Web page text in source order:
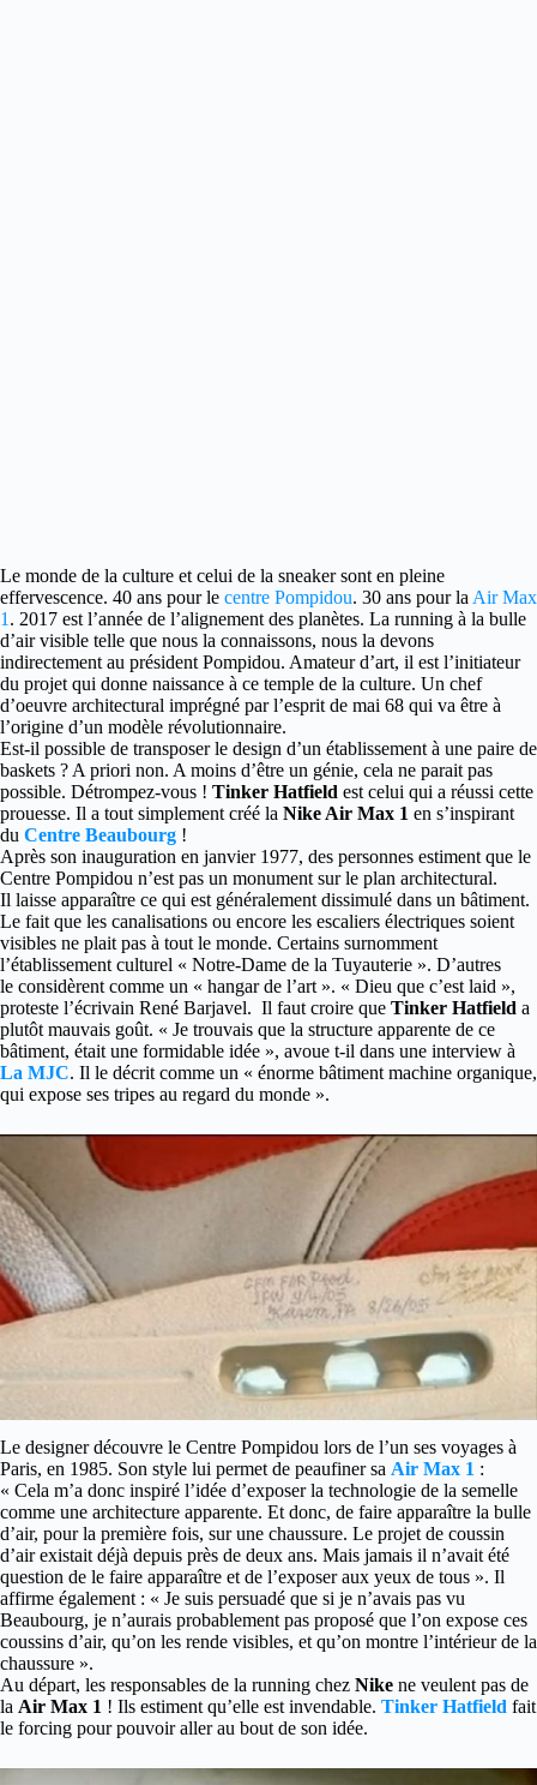
Le monde de la culture et celui de la sneaker sont en pleine
effervescence. 40 ans pour le centre Pompidou. 30 ans pour la Air Max
1 . 2017 est l’année de l’alignement des planètes. La running à la bulle
d’air visible telle que nous la connaissons, nous la devons
indirectement au président Pompidou. Amateur d’art, il est l’initiateur
du projet qui donne naissance à ce temple de la culture. Un chef
d’oeuvre architectural imprégné par l’esprit de mai 68 qui va être à
l’origine d’un modèle révolutionnaire.
Est-il possible de transposer le design d’un établissement à une paire de
baskets ? A priori non. A moins d’être un génie, cela ne parait pas
possible. Détrompez-vous ! Tinker Hatfield est celui qui a réussi cette
prouesse. Il a tout simplement créé la Nike Air Max 1 en s’inspirant
du Centre Beaubourg !
Après son inauguration en janvier 1977, des personnes estiment que le
Centre Pompidou n’est pas un monument sur le plan architectural.
Il laisse apparaître ce qui est généralement dissimulé dans un bâtiment.
Le fait que les canalisations ou encore les escaliers électriques soient
visibles ne plait pas à tout le monde. Certains surnomment
l’établissement culturel « Notre-Dame de la Tuyauterie ». D’autres
le considèrent comme un « hangar de l’art ». « Dieu que c’est laid »,
proteste l’écrivain René Barjavel. Il faut croire que Tinker Hatfield a
plutôt mauvais goût. « Je trouvais que la structure apparente de ce
bâtiment, était une formidable idée », avoue t-il dans une interview à
La MJC. Il le décrit comme un « énorme bâtiment machine organique,
qui expose ses tripes au regard du monde ».
Le designer découvre le Centre Pompidou lors de l’un ses voyages à
Paris, en 1985. Son style lui permet de peaufiner sa Air Max 1 :
« Cela m’a donc inspiré l’idée d’exposer la technologie de la semelle
comme une architecture apparente. Et donc, de faire apparaître la bulle
d’air, pour la première fois, sur une chaussure. Le projet de coussin
d’air existait déjà depuis près de deux ans. Mais jamais il n’avait été
question de le faire apparaître et de l’exposer aux yeux de tous ». Il
affirme également : « Je suis persuadé que si je n’avais pas vu
Beaubourg, je n’aurais probablement pas proposé que l’on expose ces
coussins d’air, qu’on les rende visibles, et qu’on montre l’intérieur de la
chaussure ».
Au départ, les responsables de la running chez Nike ne veulent pas de
la Air Max 1 ! Ils estiment qu’elle est invendable. Tinker Hatfield fait
le forcing pour pouvoir aller au bout de son idée.